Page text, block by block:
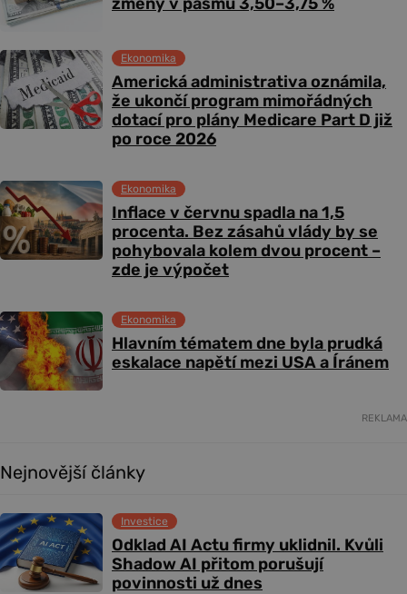
Americká administrativa oznámila,
že ukončí program mimořádných
dotací pro plány Medicare Part D již
po roce 2026
Ekonomika
Inflace v červnu spadla na 1,5
procenta. Bez zásahů vlády by se
pohybovala kolem dvou procent –
zde je výpočet
Ekonomika
Hlavním tématem dne byla prudká
eskalace napětí mezi USA a Íránem
Ekonomika
REKLAMA
Nejnovější články
Odklad AI Actu firmy uklidnil. Kvůli
Shadow AI přitom porušují
povinnosti už dnes
Investice